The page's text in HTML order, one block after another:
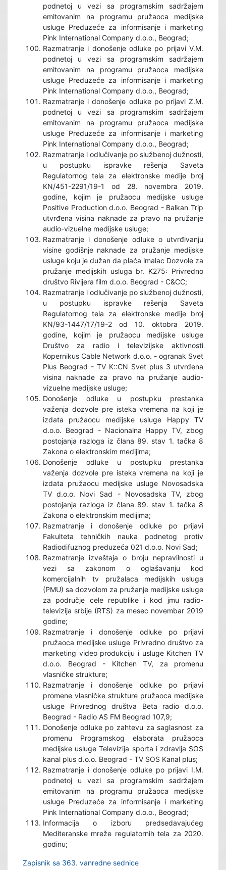
podnetoj u vezi sa programskim sadržajem
emitovanim na programu pružaoca medijske
usluge Preduzeće za informisanje i marketing
Pink International Company d.o.o., Beograd;
Razmatranje i donošenje odluke po prijavi V.M.
podnetoj u vezi sa programskim sadržajem
emitovanim na programu pružaoca medijske
usluge Preduzeće za informisanje i marketing
Pink International Company d.o.o., Beograd;
Razmatranje i donošenje odluke po prijavi Z.M.
podnetoj u vezi sa programskim sadržajem
emitovanim na programu pružaoca medijske
usluge Preduzeće za informisanje i marketing
Pink International Company d.o.o., Beograd;
Razmatranje i odlučivanje po službenoj dužnosti,
u postupku ispravke rešenja Saveta
Regulatornog tela za elektronske medije broj
KN/451-2291/19-1 od 28. novembra 2019.
godine, kojim je pružaocu medijske usluge
Positive Production d.o.o. Beograd - Balkan Trip
utvrđena visina naknade za pravo na pružanje
audio-vizuelne medijske usluge;
Razmatranje i donošenje odluke o utvrđivanju
visine godišnje naknade za pružanje medijske
usluge koju je dužan da plaća imalac Dozvole za
pružanje medijskih usluga br. K275: Privredno
društvo Rivijera film d.o.o. Beograd - C&CC;
Razmatranje i odlučivanje po službenoj dužnosti,
u postupku ispravke rešenja Saveta
Regulatornog tela za elektronske medije broj
KN/93-1447/17/19-2 od 10. oktobra 2019.
godine, kojim je pružaocu medijske usluge
Društvo za radio i televizijske aktivnosti
Kopernikus Cable Network d.o.o. - ogranak Svet
Plus Beograd - TV K::CN Svet plus 3 utvrđena
visina naknade za pravo na pružanje audio-
vizuelne medijske usluge;
Donošenje odluke u postupku prestanka
važenja dozvole pre isteka vremena na koji je
izdata pružaocu medijske usluge Happy TV
d.o.o. Beograd - Nacionalna Happy TV, zbog
postojanja razloga iz člana 89. stav 1. tačka 8
Zakona o elektronskim medijima;
Donošenje odluke u postupku prestanka
važenja dozvole pre isteka vremena na koji je
izdata pružaocu medijske usluge Novosadska
TV d.o.o. Novi Sad - Novosadska TV, zbog
postojanja razloga iz člana 89. stav 1. tačka 8
Zakona o elektronskim medijima;
Razmatranje i donošenje odluke po prijavi
Fakulteta tehničkih nauka podnetog protiv
Radiodifuznog preduzeća 021 d.o.o. Novi Sad;
Razmatranje izveštaja o broju nepravilnosti u
vezi sa zakonom o oglašavanju kod
komercijalnih tv pružalaca medijskih usluga
(PMU) sa dozvolom za pružanje medijske usluge
za područje cele republike i kod jmu radio-
televizija srbije (RTS) za mesec novembar 2019
godine;
Razmatranje i donošenje odluke po prijavi
pružaoca medijske usluge Privredno društvo za
marketing video produkciju i usluge Kitchen TV
d.o.o. Beograd - Kitchen TV, za promenu
vlasničke strukture;
Razmatranje i donošenje odluke po prijavi
promene vlasničke strukture pružaoca medijske
usluge Privrednog društva Beta radio d.o.o.
Beograd - Radio AS FM Beograd 107,9;
Donošenje odluke po zahtevu za saglasnost za
promenu Programskog elaborata pružaoca
medijske usluge Televizija sporta i zdravlja SOS
kanal plus d.o.o. Beograd - TV SOS Kanal plus;
Razmatranje i donošenje odluke po prijavi I.M.
podnetoj u vezi sa programskim sadržajem
emitovanim na programu pružaoca medijske
usluge Preduzeće za informisanje i marketing
Pink International Company d.o.o., Beograd;
Informacija o izboru predsedavajućeg
Mediteranske mreže regulatornih tela za 2020.
godinu;
Zapisnik sa 363. vanredne sednice